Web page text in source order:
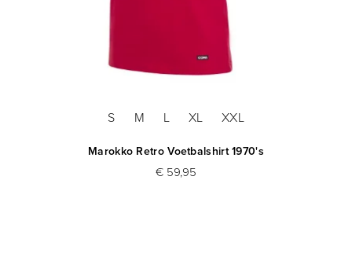
S M L XL XXL
Marokko Retro Voetbalshirt 1970's
€ 59,95